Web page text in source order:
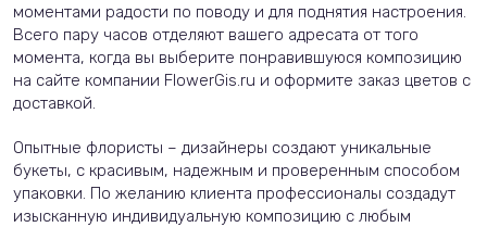
моментами радости по поводу и для поднятия настроения.
Всего пару часов отделяют вашего адресата от того
момента, когда вы выберите понравившуюся композицию
на сайте компании FlowerGis.ru и оформите заказ цветов с
доставкой.
Опытные флористы – дизайнеры создают уникальные
букеты, с красивым, надежным и проверенным способом
упаковки. По желанию клиента профессионалы создадут
изысканную индивидуальную композицию с любым